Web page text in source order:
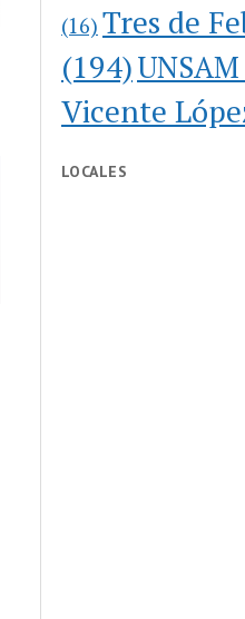
(16) Tres de
(194)UNSAM
Vicente
LOCALES